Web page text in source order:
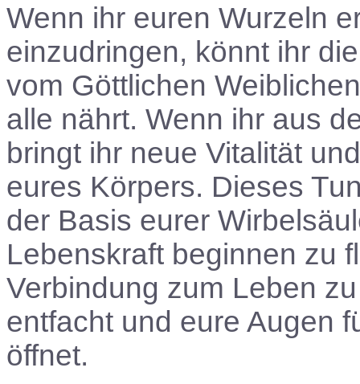
Wenn ihr euren Wurzeln
einzudringen, könnt ihr
vom Göttlichen
alle nährt. Wenn ihr aus
bringt ihr neue Vitalität
eures Körpers. Dieses
der Basis eurer
Lebenskraft beginnen zu
Verbindung zum Leben
entfacht und eure Augen
öffnet.